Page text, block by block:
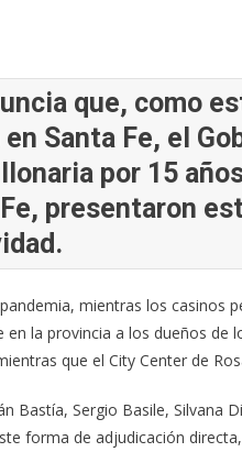
que, como
Santa Fe, el
por 15
presentaron
mientras los casinos
la provincia a los dueños de
que el City Center de
Bastía, Sergio Basile, Silvana
forma de adjudicación